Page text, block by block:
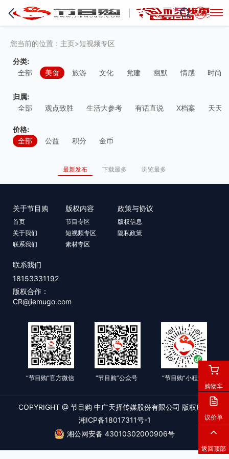
登录
您当前的位置： 主页>短视频专区
分类:
全部
美食 旅游 文化 党建 幽默 情感 时尚
归属:
全部
观点致胜 生活大参考 有话直说 X档案 天天
价格:
全部
公益 积分 金币
最新发布 下载最多 浏览最多
关于节目购
首页
关于我们
联系我们
版权内容
节目专区
短视频专区
素材专区
政策与协议
版权信息
隐私政策
联系我们
18153331192
版权合作：
CR@jiemugo.com
“节目购”官方微信 “节目购”公众号 “节目购”小程序
COPYRIGHT @ 节目购 中广天择传媒股份有限公司 版权所有
湘ICP备18017311号-1
湘公网安备 43010302000906号
购物车
议价单
返回顶部